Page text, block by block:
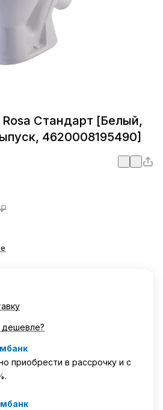
Стандарт [Белый,
4620008195490]
дешевле?
приобрести в рассрочку и с